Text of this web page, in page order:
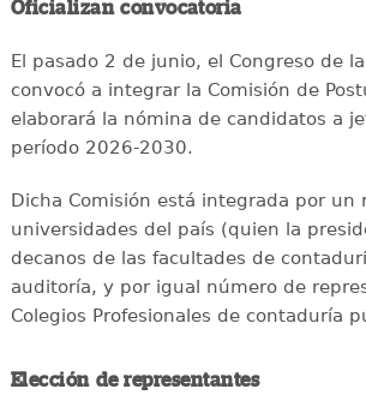
Oficializan convocatoria
El pasado 2 de junio, el Congreso de
convocó a integrar la Comisión de
elaborará la nómina de candidatos a
período 2026-2030.
Dicha Comisión está integrada por un
universidades del país (quien la
decanos de las facultades de
auditoría, y por igual número de
Colegios Profesionales de contaduría
Elección de representantes